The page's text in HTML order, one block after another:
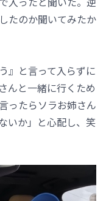
たのか聞いてみたか
』と言って入らずに
んと一緒に行くため
ったらソラお姉さん
いか」と心配し、笑